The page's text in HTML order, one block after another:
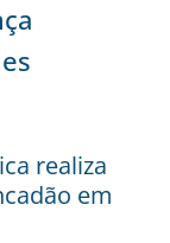
realiza
em